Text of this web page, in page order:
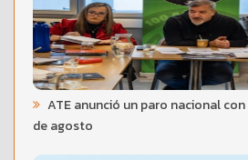
ATE anunció un paro nacional
de agosto